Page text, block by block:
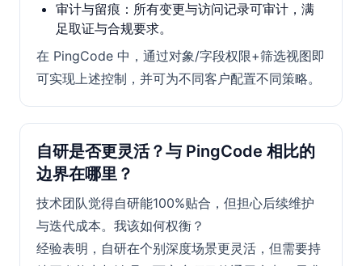
审计与留痕：所有变更与访问记录可审计，满
足取证与合规要求。
在 PingCode 中，通过对象/字段权限+筛选视图即
可实现上述控制，并可为不同客户配置不同策略。
自研是否更灵活？与 PingCode 相比的
边界在哪里？
技术团队觉得自研能100%贴合，但担心后续维护
与迭代成本。我该如何权衡？
经验表明，自研在个别深度场景更灵活，但需要持